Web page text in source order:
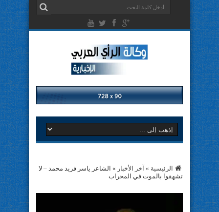
الرئيسية » آخر الأخبار » الشاعر ياسر فريد محمد – لا
تشهقوا بالموت في المحراب